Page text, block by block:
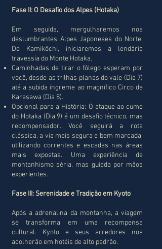
Fase II: O Desafio dos Alpes (Hotaka)
Em seguida, mergulharemos nos
deslumbrantes Alpes Japoneses do Norte.
De Kamikōchi, iniciaremos a lendária
travessia do Monte Hotaka.
Caminhadas de tirar o fôlego esperam por
você, desde as trilhas planas do vale (Dia 7)
até a subida íngreme ao magnífico Circo de
Karasawa (Dia 8).
Opcional para a História: O ataque ao cume
do Hotaka (Dia 9) é um desafio técnico, mas
recompensador. Você seguirá a rota
clássica, a via mais segura e bem marcada,
utilizando correntes e escadas nas áreas
mais expostas. Uma experiência de
montanhismo séria, mas guiada por mãos
experientes.
Fase III: Serenidade e Tradição em Kyoto
Após a adrenalina da montanha, a viagem
se transforma em uma recompensa
cultural. Kyoto e seus arredores nos
acolherão em hotéis de alto padrão.